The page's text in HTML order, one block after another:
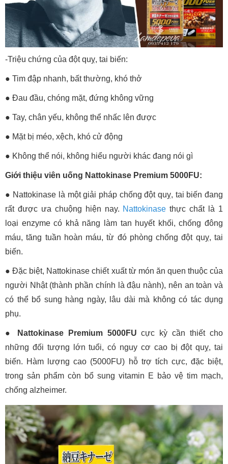
-Triệu chứng của đột quỵ, tai biến:
● Tim đập nhanh, bất thường, khó thở
● Đau đầu, chóng mặt, đứng không vững
● Tay, chân yếu, không thể nhấc lên được
● Mặt bị méo, xệch, khó cử động
● Không thể nói, không hiểu người khác đang nói gì
Giới thiệu viên uống Nattokinase Premium 5000FU:
● Nattokinase là một giải pháp chống đột quỵ, tai biến đang
rất được ưa chuộng hiện nay. Nattokinase thực chất là 1
loại enzyme có khả năng làm tan huyết khối, chống đông
máu, tăng tuần hoàn máu, từ đó phòng chống đột quỵ, tai
biến.
● Đặc biệt, Nattokinase chiết xuất từ món ăn quen thuộc của
người Nhật (thành phần chính là đậu nành), nên an toàn và
có thể bổ sung hàng ngày, lâu dài mà không có tác dụng
phụ.
● Nattokinase Premium 5000FUcực kỳ cần thiết cho
những đối tượng lớn tuổi, có nguy cơ cao bị đột quỵ, tai
biến. Hàm lượng cao (5000FU) hỗ trợ tích cực, đặc biệt,
trong sản phẩm còn bổ sung vitamin E bảo vệ tim mạch,
chống alzheimer.